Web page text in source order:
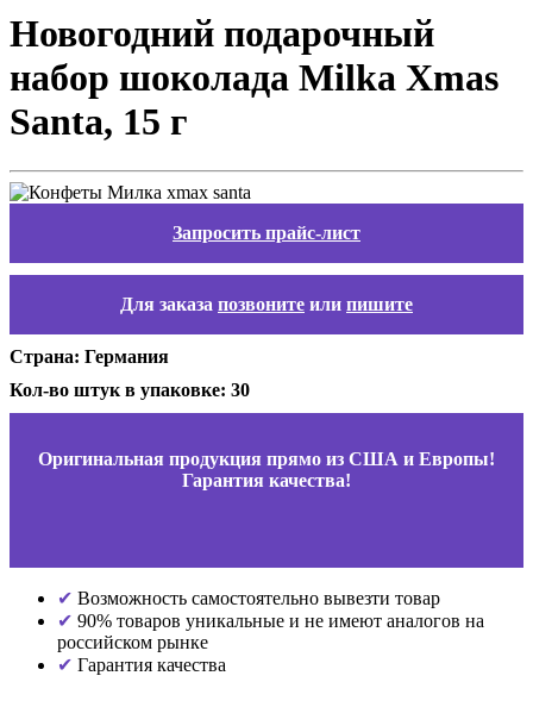
Новогодний подарочный
набор шоколада Milka Xmas
Santa, 15 г
Запросить прайс-лист
Для заказа позвоните или пишите
Страна: Германия
Кол-во штук в упаковке: 30
Оригинальная продукция прямо из США и Европы!
Гарантия качества!
Возможность самостоятельно вывезти товар
90% товаров уникальные и не имеют аналогов на
российском рынке
Гарантия качества